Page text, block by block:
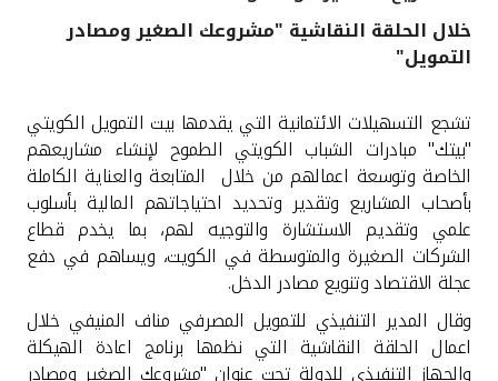
القنوات المصرفية
خدمات ما بعد البيع
اتصل بنا
مواقع الفروع وأجهزة الصرف الآلي
ألمانيا
خلال الحلقة النقاشية "مشروعك الصغير ومصادر
التمويل"
تشجع التسهيلات الائتمانية التي يقدمها بيت التمويل الكويتي
"بيتك" مبادرات الشباب الكويتي الطموح لإنشاء مشاريعهم
الخاصة وتوسعة اعمالهم من خلال المتابعة والعناية الكاملة
بأصحاب المشاريع وتقدير وتحديد احتياجاتهم المالية بأسلوب
علمي وتقديم الاستشارة والتوجيه لهم، بما يخدم قطاع
الشركات الصغيرة والمتوسطة في الكويت، ويساهم في دفع
عجلة الاقتصاد وتنويع مصادر الدخل.
وقال المدير التنفيذي للتمويل المصرفي مناف المنيفي خلال
اعمال الحلقة النقاشية التي نظمها برنامج اعادة الهيكلة
والجهاز التنفيذي للدولة تحت عنوان "مشروعك الصغير ومصادر